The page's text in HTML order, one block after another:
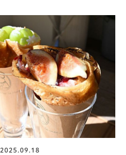
2025.09.18